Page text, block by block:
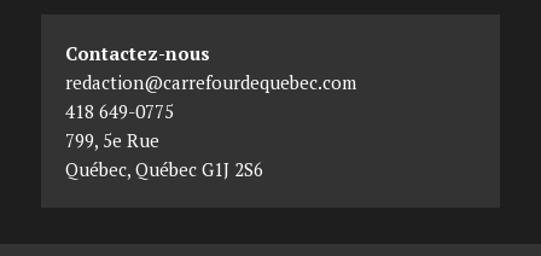
Contactez-nous
redaction@carrefourdequebec.com
418 649-0775
799, 5e Rue
Québec, Québec G1J 2S6